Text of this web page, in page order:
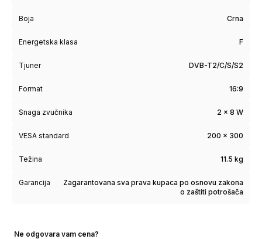
Boja Crna
Energetska klasa F
Tjuner DVB-T2/C/S/S2
Format 16:9
Snaga zvučnika 2 x 8 W
VESA standard 200 x 300
Težina 11.5 kg
Garancija
Zagarantovana sva prava kupaca po osnovu zakona
o zaštiti potrošača
Ne odgovara vam cena?